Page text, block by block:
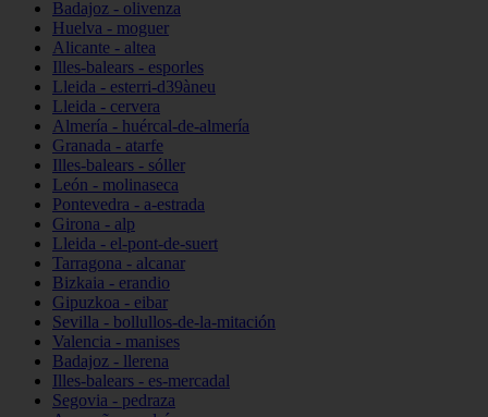
Badajoz - olivenza
Huelva - moguer
Alicante - altea
Illes-balears - esporles
Lleida - esterri-d39àneu
Lleida - cervera
Almería - huércal-de-almería
Granada - atarfe
Illes-balears - sóller
León - molinaseca
Pontevedra - a-estrada
Girona - alp
Lleida - el-pont-de-suert
Tarragona - alcanar
Bizkaia - erandio
Gipuzkoa - eibar
Sevilla - bollullos-de-la-mitación
Valencia - manises
Badajoz - llerena
Illes-balears - es-mercadal
Segovia - pedraza